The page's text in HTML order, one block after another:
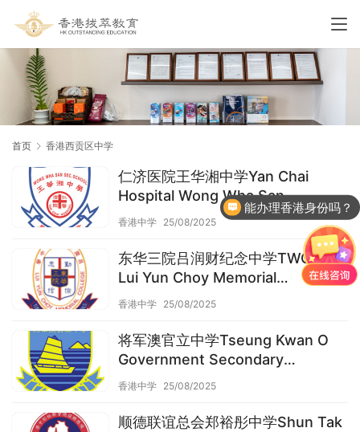
首页 香港西贡区中学
仁济医院王华湘中学Yan Chai
Hospital Wong Wha San
Secondary School（西贡区中学）
香港中学 25/08/2025
东华三院吕润财纪念中学TWGHs
Lui Yun Choy Memorial
College（西贡区中学）
香港中学 25/08/2025
将军澳官立中学Tseung Kwan O
Government Secondary
School（西贡区中学）
香港中学 25/08/2025
顺德联谊总会郑裕彤中学Shun Tak
能办理香港身份吗？